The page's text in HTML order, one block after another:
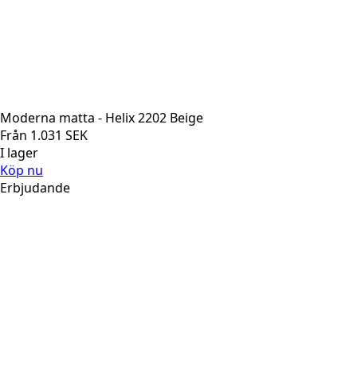
Moderna matta - Helix 2202 Beige
Från 1.031 SEK
I lager
Köp nu
Erbjudande